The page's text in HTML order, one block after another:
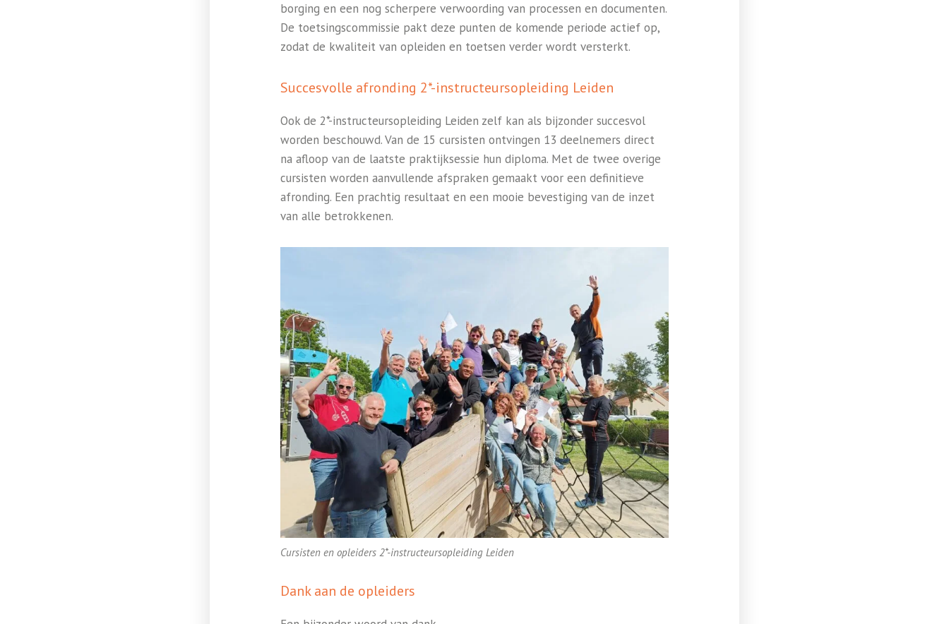
borging en een nog scherpere verwoording van processen en documenten.
De toetsingscommissie pakt deze punten de komende periode actief op,
zodat de kwaliteit van opleiden en toetsen verder wordt versterkt.
Succesvolle afronding 2*-instructeursopleiding Leiden
Ook de 2*-instructeursopleiding Leiden zelf kan als bijzonder succesvol
worden beschouwd. Van de 15 cursisten ontvingen 13 deelnemers direct
na afloop van de laatste praktijksessie hun diploma. Met de twee overige
cursisten worden aanvullende afspraken gemaakt voor een definitieve
afronding. Een prachtig resultaat en een mooie bevestiging van de inzet
van alle betrokkenen.
Cursisten en opleiders 2*-instructeursopleiding Leiden
Dank aan de opleiders